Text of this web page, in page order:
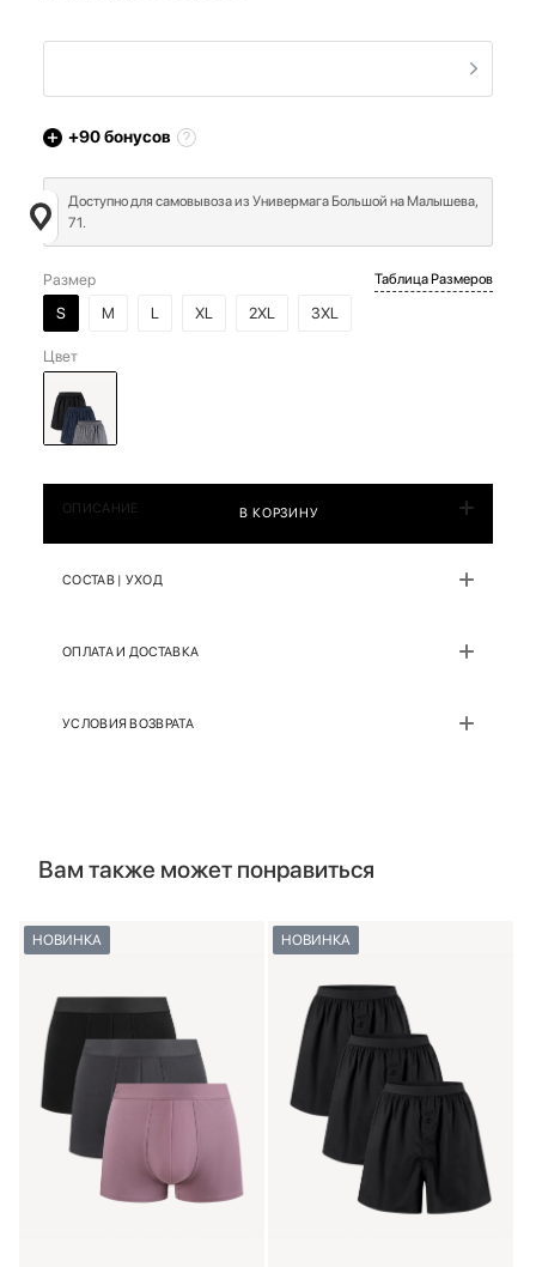
+90бонусов
Доступно для самовывоза из Универмага Большой на Малышева,
71.
Размер
S
M L XL 2XL 3XL
Таблица Размеров
Цвет
В КОРЗИНУ
ОПИСАНИЕ
СОСТАВ | УХОД
ОПЛАТА И ДОСТАВКА
УСЛОВИЯ ВОЗВРАТА
Вам также может понравиться
НОВИНКА НОВИНКА